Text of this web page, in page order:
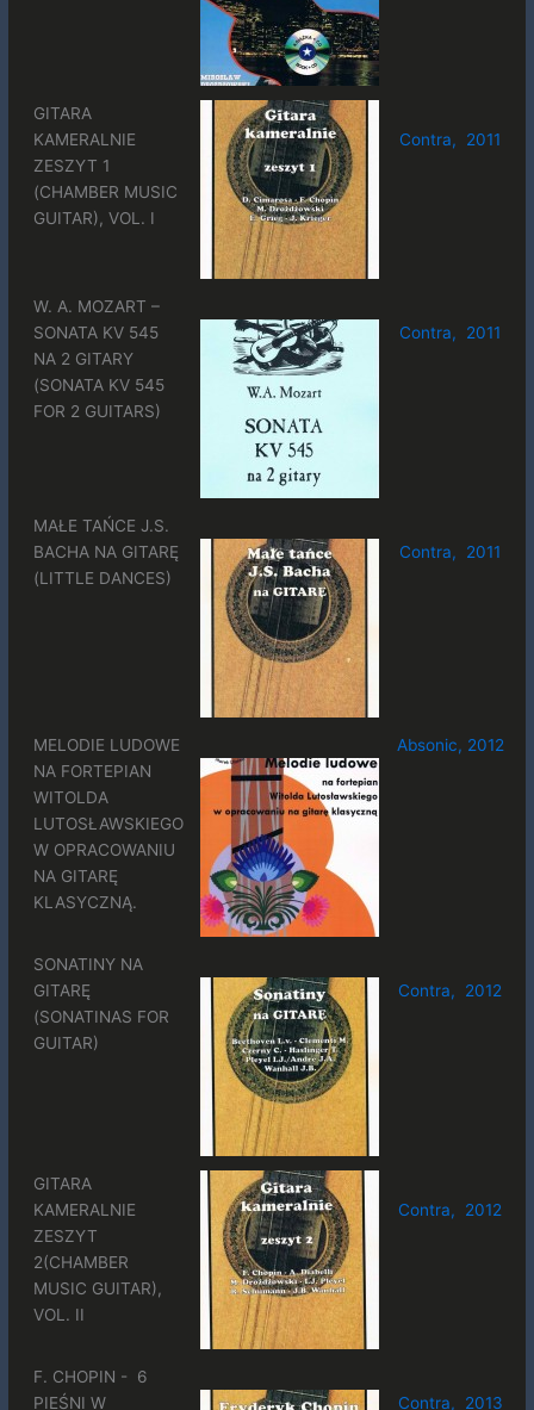
GITARA
KAMERALNIE
ZESZYT 1
(CHAMBER MUSIC
GUITAR), VOL. I
Contra, 2011
W. A. MOZART –
SONATA KV 545
NA 2 GITARY
(SONATA KV 545
FOR 2 GUITARS)
Contra, 2011
MAŁE TAŃCE J.S.
BACHA NA GITARĘ
(LITTLE DANCES)
Contra, 2011
MELODIE LUDOWE
NA FORTEPIAN
WITOLDA
LUTOSŁAWSKIEGO
W OPRACOWANIU
NA GITARĘ
KLASYCZNĄ.
Absonic, 2012
SONATINY NA
GITARĘ
(SONATINAS FOR
GUITAR)
Contra, 2012
GITARA
KAMERALNIE
ZESZYT
2(CHAMBER
MUSIC GUITAR),
VOL. II
Contra, 2012
F. CHOPIN - 6
PIEŚNI W
Contra, 2013